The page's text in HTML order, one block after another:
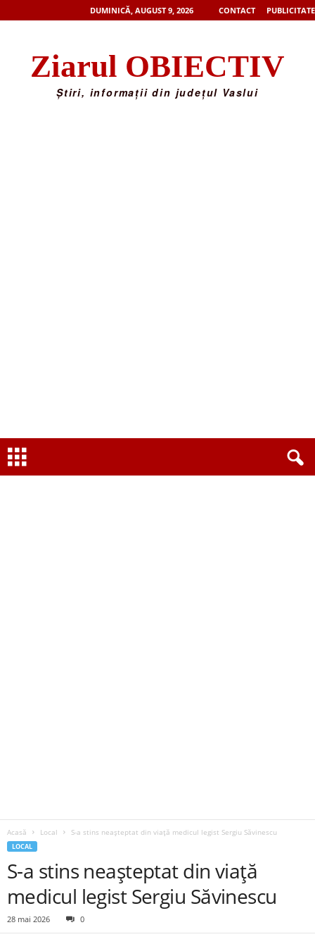
DUMINICĂ, AUGUST 9, 2026 CONTACT PUBLICITATE
Ziarul OBIECTIV
Știri, informații din județul Vaslui
Acasă Local S-a stins neașteptat din viață medicul legist Sergiu Săvinescu
LOCAL
S-a stins neașteptat din viață
medicul legist Sergiu Săvinescu
28 mai 2026 0